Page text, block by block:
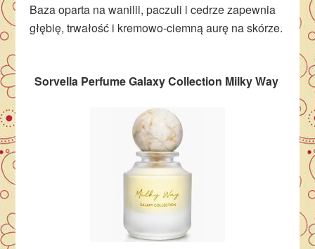
Baza oparta na wanilii, paczuli i cedrze zapewnia
głębię, trwałość i kremowo-ciemną aurę na skórze.
Sorvella Perfume Galaxy Collection Milky Way